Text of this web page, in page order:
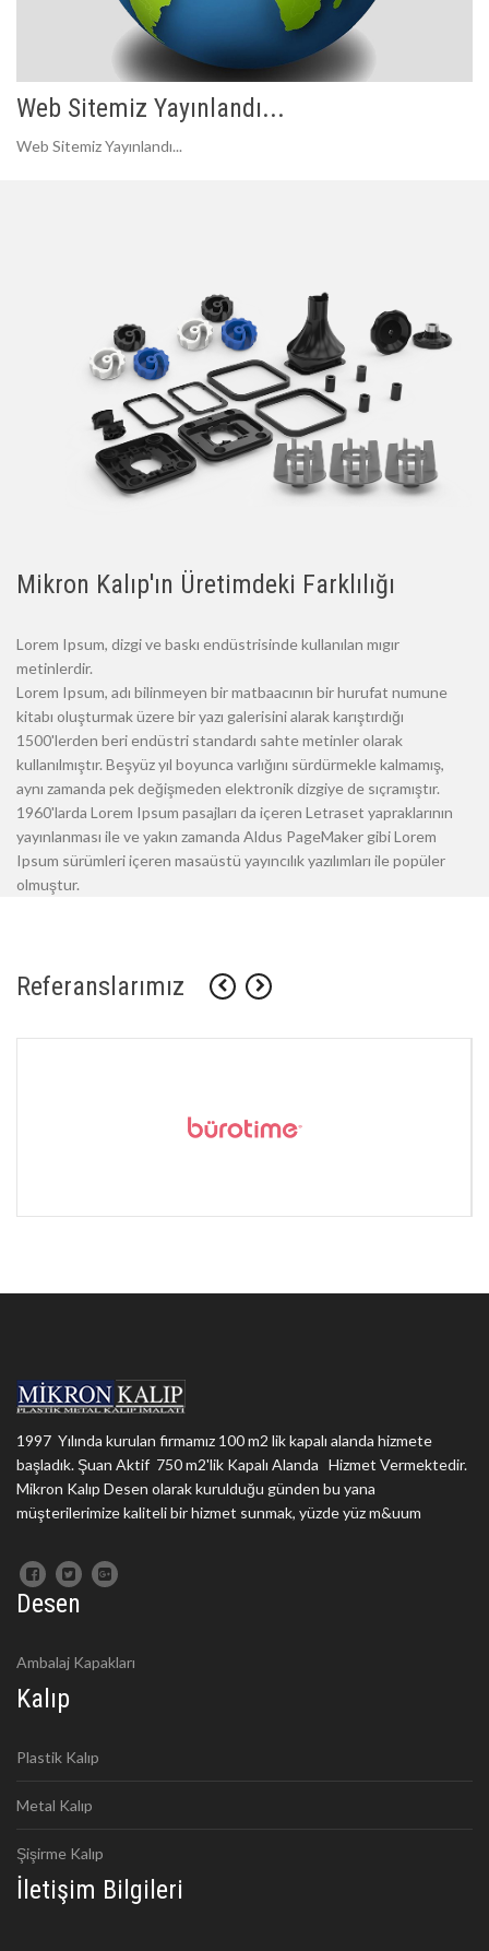
Web Sitemiz Yayınlandı...
Web Sitemiz Yayınlandı...
Mikron Kalıp'ın Üretimdeki Farklılığı
Lorem Ipsum, dizgi ve baskı endüstrisinde kullanılan mıgır
metinlerdir.
Lorem Ipsum, adı bilinmeyen bir matbaacının bir hurufat numune
kitabı oluşturmak üzere bir yazı galerisini alarak karıştırdığı
1500'lerden beri endüstri standardı sahte metinler olarak
kullanılmıştır. Beşyüz yıl boyunca varlığını sürdürmekle kalmamış,
aynı zamanda pek değişmeden elektronik dizgiye de sıçramıştır.
1960'larda Lorem Ipsum pasajları da içeren Letraset yapraklarının
yayınlanması ile ve yakın zamanda Aldus PageMaker gibi Lorem
Ipsum sürümleri içeren masaüstü yayıncılık yazılımları ile popüler
olmuştur.
Referanslarımız
1997 Yılında kurulan firmamız 100 m2 lik kapalı alanda hizmete
başladık. Şuan Aktif 750 m2'lik Kapalı Alanda Hizmet Vermektedir.
Mikron Kalıp Desen olarak kurulduğu günden bu yana
müşterilerimize kaliteli bir hizmet sunmak, yüzde yüz m&uum
Desen
Ambalaj Kapakları
Kalıp
Plastik Kalıp
Metal Kalıp
Şişirme Kalıp
İletişim Bilgileri